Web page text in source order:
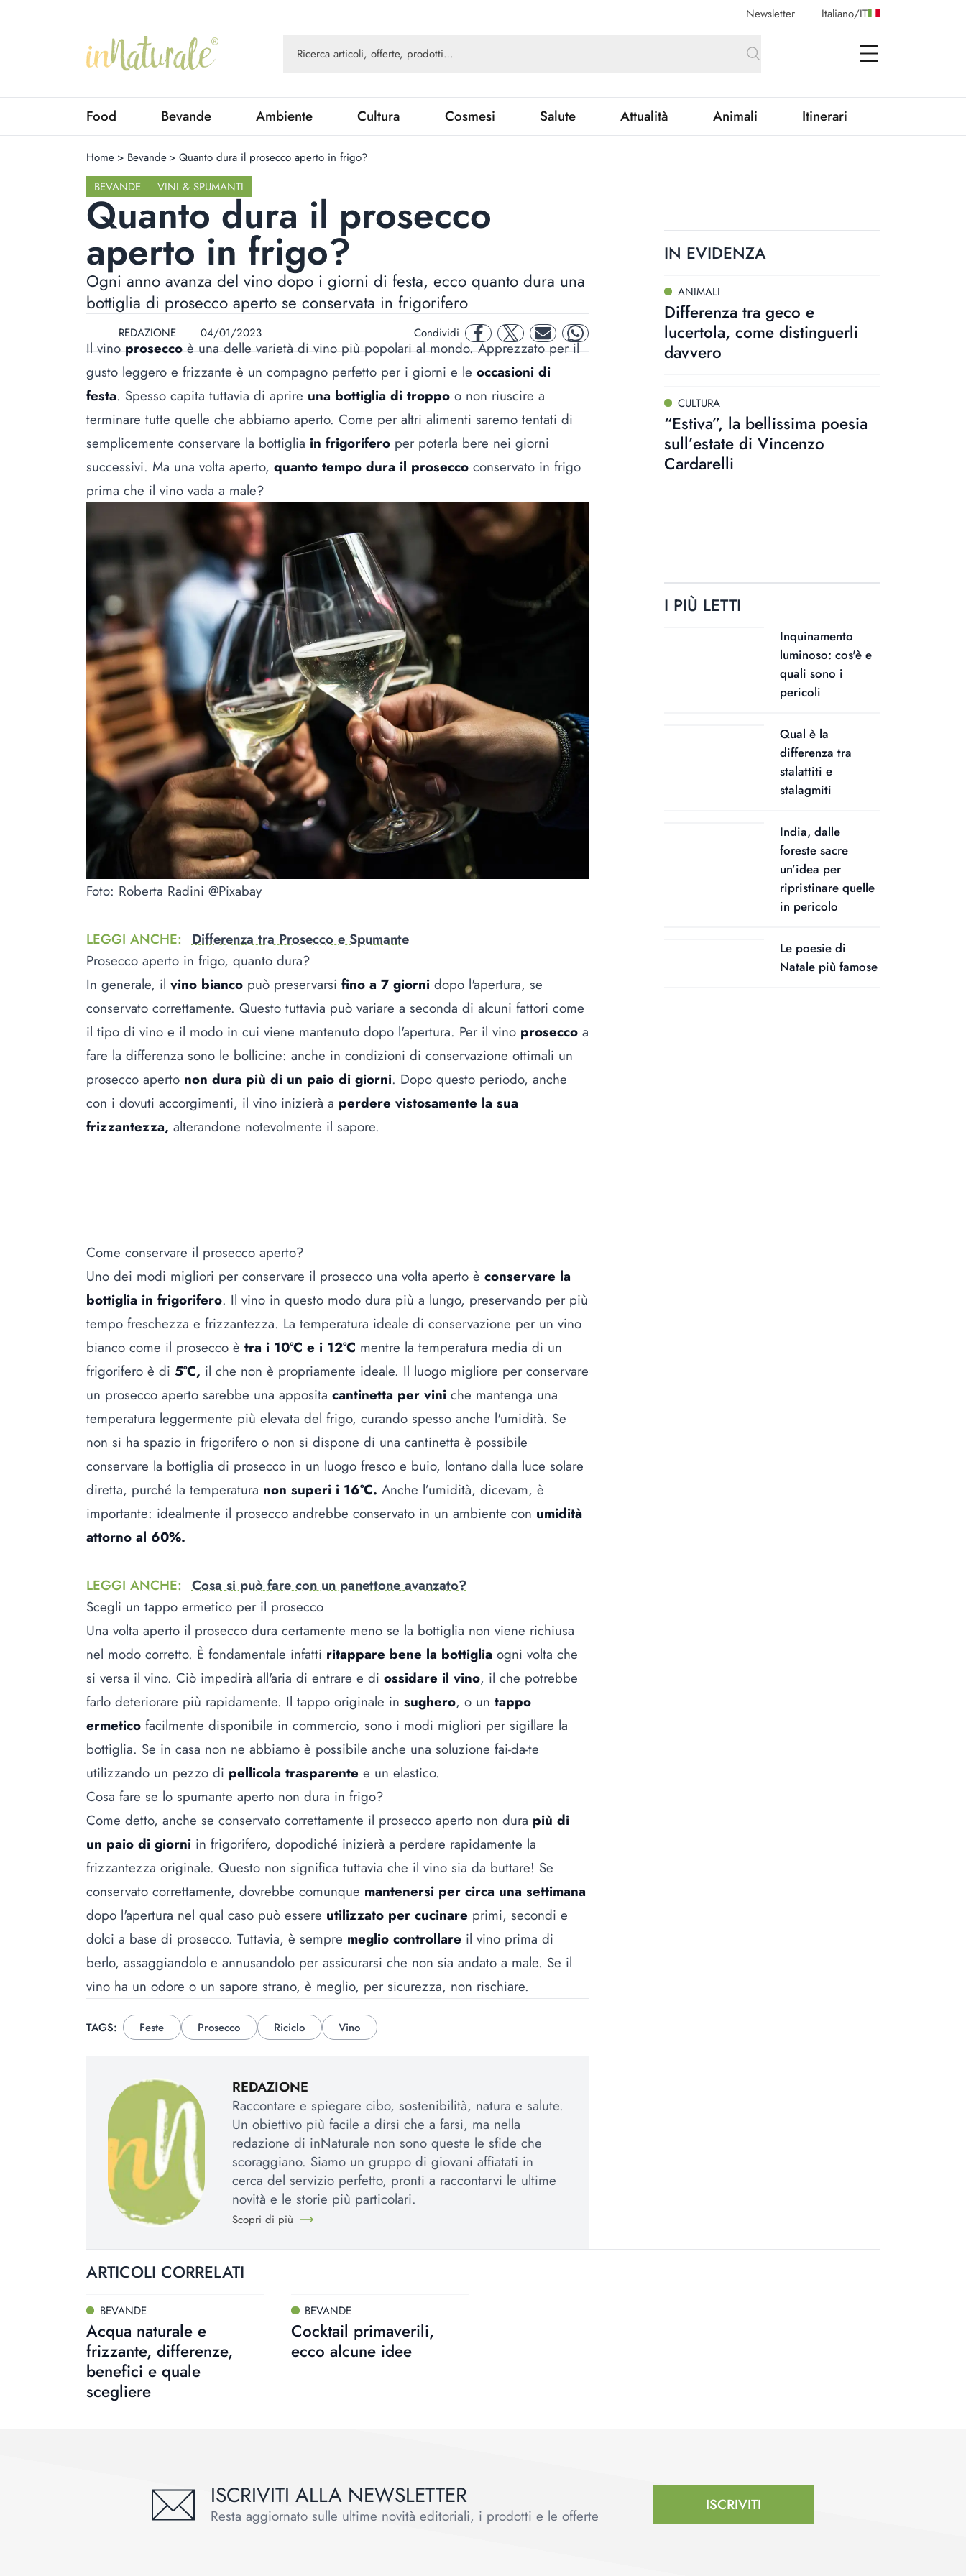
Newsletter Italiano/IT
open Menu
Food Bevande Ambiente Cultura Cosmesi Salute Attualità Animali Itinerari
Home > Bevande > Quanto dura il prosecco aperto in frigo?
BEVANDE
VINI & SPUMANTI
Quanto dura il prosecco
aperto in frigo?
Ogni anno avanza del vino dopo i giorni di festa, ecco quanto dura una
bottiglia di prosecco aperto se conservata in frigorifero
REDAZIONE 04/01/2023 Condividi facebooktwitter mail whatsapp
Il vinoproseccoè una delle varietà di vino più popolari al mondo. Apprezzato per il
gusto leggero e frizzante è un compagno perfetto per i giorni e le occasioni di
festa. Spesso capita tuttavia di aprire una bottiglia di troppo o non riuscire a
terminare tutte quelle che abbiamo aperto. Come per altri alimenti saremo tentati di
semplicemente conservare la bottiglia in frigorifero per poterla bere nei giorni
successivi. Ma una volta aperto, quanto tempo dura il prosecco conservato in frigo
prima che il vino vada a male?
Foto: Roberta Radini @Pixabay
LEGGI ANCHE: Differenza tra Prosecco e Spumante
Prosecco aperto in frigo, quanto dura?
In generale, il vino bianco può preservarsi fino a 7 giorni dopo l'apertura, se
conservato correttamente. Questo tuttavia può variare a seconda di alcuni fattori come
il tipo di vino e il modo in cui viene mantenuto dopo l'apertura. Per il vino prosecco a
fare la differenza sono le bollicine: anche in condizioni di conservazione ottimali un
prosecco aperto non dura più di un paio di giorni. Dopo questo periodo, anche
con i dovuti accorgimenti, il vino inizierà a perdere vistosamente la sua
frizzantezza, alterandone notevolmente il sapore.
Come conservare il prosecco aperto?
Uno dei modi migliori per conservare il prosecco una volta aperto è conservare la
bottiglia in frigorifero. Il vino in questo modo dura più a lungo, preservando per più
tempo freschezza e frizzantezza. La temperatura ideale di conservazione per un vino
bianco come il prosecco è tra i 10°C e i 12°C mentre la temperatura media di un
frigorifero è di 5°C, il che non è propriamente ideale. Il luogo migliore per conservare
un prosecco aperto sarebbe una apposita cantinetta per vini che mantenga una
temperatura leggermente più elevata del frigo, curando spesso anche l'umidità. Se
non si ha spazio in frigorifero o non si dispone di una cantinetta è possibile
conservare la bottiglia di prosecco in un luogo fresco e buio, lontano dalla luce solare
diretta, purché la temperatura non superi i 16°C. Anche l’umidità, dicevam, è
importante: idealmente il prosecco andrebbe conservato in un ambiente con umidità
attorno al 60%.
LEGGI ANCHE: Cosa si può fare con un panettone avanzato?
Scegli un tappo ermetico per il prosecco
Una volta aperto il prosecco dura certamente meno se la bottiglia non viene richiusa
nel modo corretto. È fondamentale infatti ritappare bene la bottiglia ogni volta che
si versa il vino. Ciò impedirà all'aria di entrare e di ossidare il vino, il che potrebbe
farlo deteriorare più rapidamente. Il tappo originale in sughero, o un tappo
ermetico facilmente disponibile in commercio, sono i modi migliori per sigillare la
bottiglia. Se in casa non ne abbiamo è possibile anche una soluzione fai-da-te
utilizzando un pezzo di pellicola trasparente e un elastico.
Cosa fare se lo spumante aperto non dura in frigo?
Come detto, anche se conservato correttamente il prosecco aperto non dura più di
un paio di giorni in frigorifero, dopodiché inizierà a perdere rapidamente la
frizzantezza originale. Questo non significa tuttavia che il vino sia da buttare! Se
conservato correttamente, dovrebbe comunque mantenersi per circa una settimana
dopo l'apertura nel qual caso può essere utilizzato per cucinare primi, secondi e
dolci a base di prosecco. Tuttavia, è sempre meglio controllare il vino prima di
berlo, assaggiandolo e annusandolo per assicurarsi che non sia andato a male. Se il
vino ha un odore o un sapore strano, è meglio, per sicurezza, non rischiare.
TAGS: Feste Prosecco Riciclo Vino
REDAZIONE
Raccontare e spiegare cibo, sostenibilità, natura e salute.
Un obiettivo più facile a dirsi che a farsi, ma nella
redazione di inNaturale non sono queste le sfide che
scoraggiano. Siamo un gruppo di giovani affiatati in
cerca del servizio perfetto, pronti a raccontarvi le ultime
novità e le storie più particolari.
Scopri di più
IN EVIDENZA
ANIMALI
Differenza tra geco e
lucertola, come distinguerli
davvero
CULTURA
“Estiva”, la bellissima poesia
sull’estate di Vincenzo
Cardarelli
I PIÙ LETTI
Inquinamento
luminoso: cos'è e
quali sono i
pericoli
Qual è la
differenza tra
stalattiti e
stalagmiti
India, dalle
foreste sacre
un’idea per
ripristinare quelle
in pericolo
Le poesie di
Natale più famose
ARTICOLI CORRELATI
BEVANDE
Acqua naturale e
frizzante, differenze,
benefici e quale
scegliere
BEVANDE
Cocktail primaverili,
ecco alcune idee
ISCRIVITI ALLA NEWSLETTER
Resta aggiornato sulle ultime novità editoriali, i prodotti e le offerte
ISCRIVITI